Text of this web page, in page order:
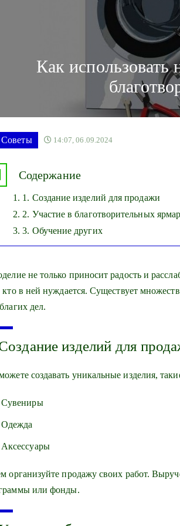
Как использовать
Советы 14:07, 06.09.2024
Содержание
1. Создание изделий для продажи
2. Участие в благотворительных
3. Обучение других
не только приносит радость и
кто в ней нуждается. Существует
дел.
изделий для
создавать уникальные изделия,
Сувениры
Одежда
Аксессуары
организуйте продажу своих работ.
или фонды.